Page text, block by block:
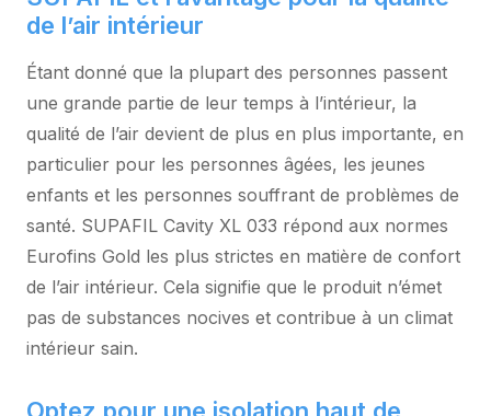
de l’air intérieur
Étant donné que la plupart des personnes passent
une grande partie de leur temps à l’intérieur, la
qualité de l’air devient de plus en plus importante, en
particulier pour les personnes âgées, les jeunes
enfants et les personnes souffrant de problèmes de
santé. SUPAFIL Cavity XL 033 répond aux normes
Eurofins Gold les plus strictes en matière de confort
de l’air intérieur. Cela signifie que le produit n’émet
pas de substances nocives et contribue à un climat
intérieur sain.